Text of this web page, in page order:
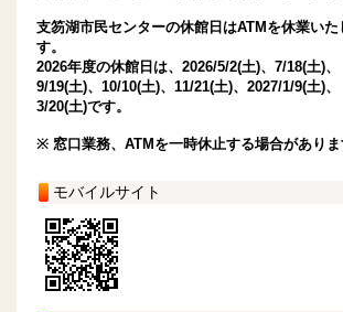
支笏湖市民センターの休館日はATMを休業いた
す。
2026年度の休館日は、2026/5/2(土)、7/18(土)、
9/19(土)、10/10(土)、11/21(土)、2027/1/9(土)、
3/20(土)です。
※ 窓口業務、ATMを一時休止する場合がありま
モバイルサイト